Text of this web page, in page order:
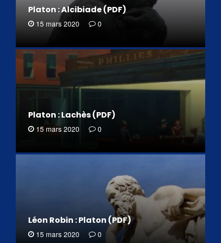
Platon : Alcibiade (PDF)
15 mars 2020 0
Platon : Lachès (PDF)
15 mars 2020 0
Léon Robin : Platon (PDF)
15 mars 2020 0